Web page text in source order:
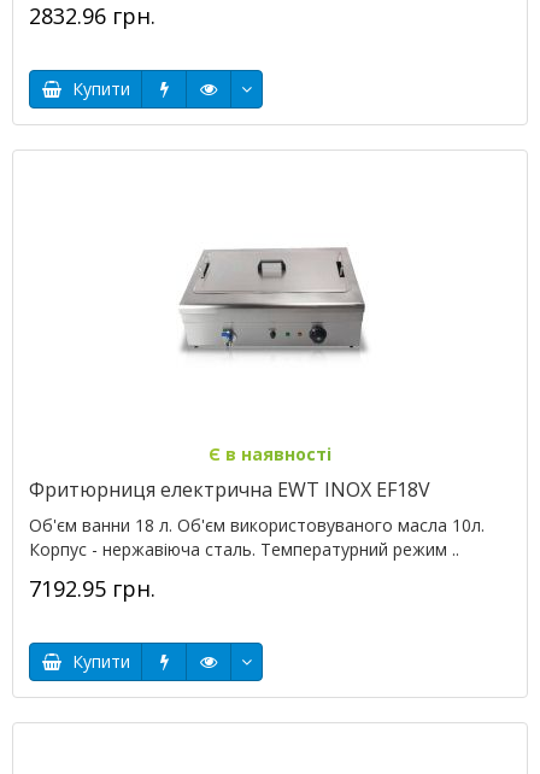
2832.96 грн.
Купити
Є в наявності
Фритюрниця електрична EWT INOX EF18V
Об'єм ванни 18 л. Об'єм використовуваного масла 10л.
Корпус - нержавіюча сталь. Температурний режим ..
7192.95 грн.
Купити